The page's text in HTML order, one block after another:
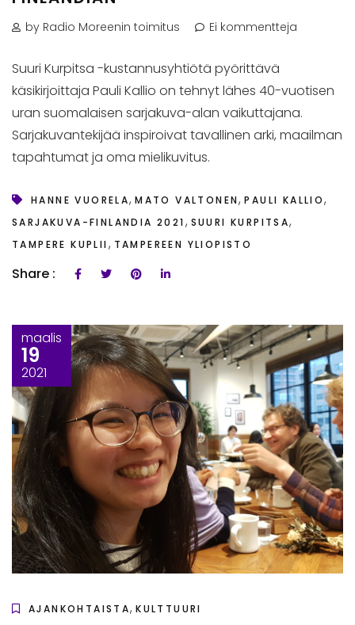
by Radio Moreenin toimitus Ei kommentteja
Suuri Kurpitsa -kustannusyhtiötä pyörittävä
käsikirjoittaja Pauli Kallio on tehnyt lähes 40-vuotisen
uran suomalaisen sarjakuva-alan vaikuttajana.
Sarjakuvantekijää inspiroivat tavallinen arki, maailman
tapahtumat ja oma mielikuvitus.
HANNE VUORELA,MATO VALTONEN,PAULI KALLIO,
SARJAKUVA-FINLANDIA 2021, SUURI KURPITSA,
TAMPERE KUPLII, TAMPEREEN YLIOPISTO
Share :
maalis
19
2021
AJANKOHTAISTA,KULTTUURI